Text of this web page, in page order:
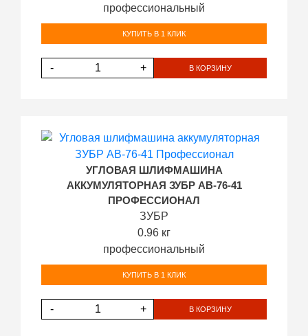
профессиональный
КУПИТЬ В 1 КЛИК
- + В КОРЗИНУ
УГЛОВАЯ ШЛИФМАШИНА
АККУМУЛЯТОРНАЯ ЗУБР AB-76-41
ПРОФЕССИОНАЛ
ЗУБР
0.96 кг
профессиональный
КУПИТЬ В 1 КЛИК
- + В КОРЗИНУ